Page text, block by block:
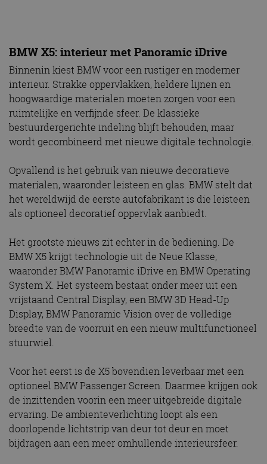
BMW X5: interieur met Panoramic iDrive
Binnenin kiest BMW voor een rustiger en moderner
interieur. Strakke oppervlakken, heldere lijnen en
hoogwaardige materialen moeten zorgen voor een
ruimtelijke en verfijnde sfeer. De klassieke
bestuurdergerichte indeling blijft behouden, maar
wordt gecombineerd met nieuwe digitale technologie.
Opvallend is het gebruik van nieuwe decoratieve
materialen, waaronder leisteen en glas. BMW stelt dat
het wereldwijd de eerste autofabrikant is die leisteen
als optioneel decoratief oppervlak aanbiedt.
Het grootste nieuws zit echter in de bediening. De
BMW X5 krijgt technologie uit de Neue Klasse,
waaronder BMW Panoramic iDrive en BMW Operating
System X. Het systeem bestaat onder meer uit een
vrijstaand Central Display, een BMW 3D Head-Up
Display, BMW Panoramic Vision over de volledige
breedte van de voorruit en een nieuw multifunctioneel
stuurwiel.
Voor het eerst is de X5 bovendien leverbaar met een
optioneel BMW Passenger Screen. Daarmee krijgen ook
de inzittenden voorin een meer uitgebreide digitale
ervaring. De ambienteverlichting loopt als een
doorlopende lichtstrip van deur tot deur en moet
bijdragen aan een meer omhullende interieursfeer.